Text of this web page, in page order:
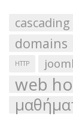
domains
HTTP
web